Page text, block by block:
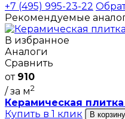
+7 (495) 995-23-22
Рекомендуемые
В избранное
Аналоги
Сравнить
от 910
/ за м2
Керамическая
Купить в 1 клик
В корзину